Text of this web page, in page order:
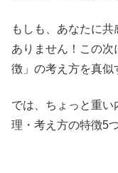
もしも、あなたに
ありません！この
徴」の考え方を真似
では、ちょっと重
理・考え方の特徴5